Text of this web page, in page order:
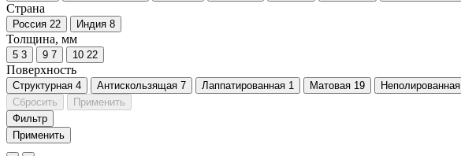
Страна
Россия 22 Индия 8
Толщина, мм
5 3 9 7 10 22
Поверхность
Cтруктурная 4 Антискользящая 7 Лаппатированная 1 Матовая 19 Неполированная
Сбросить
Применить
Фильтр
Применить